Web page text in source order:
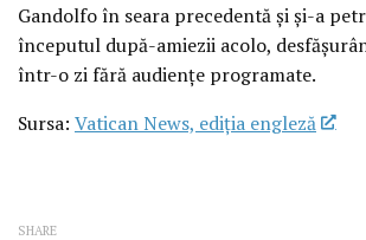
Gandolfo în seara precedentă și și-a
începutul după-amiezii acolo,
într-o zi fără audiențe programate.
Sursa: Vatican News, ediția engleză
SHARE